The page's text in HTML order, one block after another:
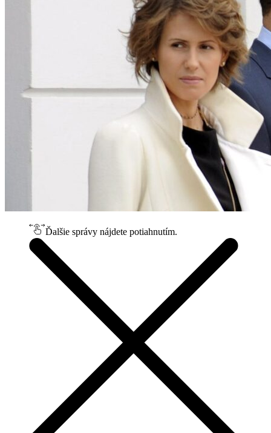
Ďalšie správy nájdete potiahnutím.